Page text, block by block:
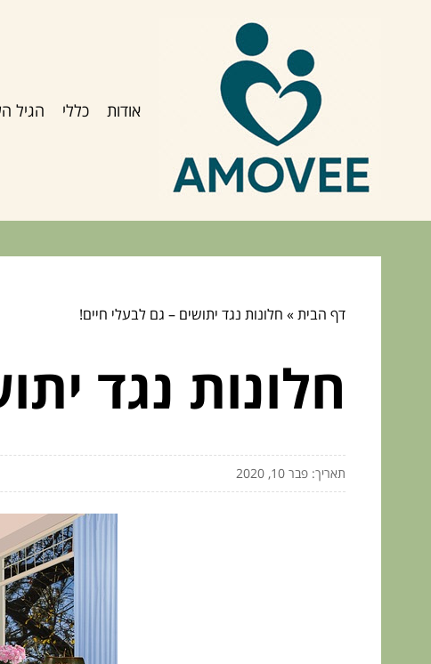
אודות כללי הגיל
דף הבית» חלונות נגד יתושים – גם לבעלי חיים!
חלונות נגד
תאריך: פבר 10, 2020